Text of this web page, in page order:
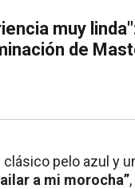
muy
de
pelo azul y
a mi morocha”